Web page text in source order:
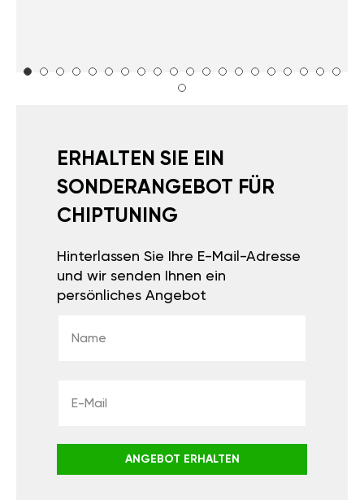
ERHALTEN SIE EIN
SONDERANGEBOT FÜR
CHIPTUNING
Hinterlassen Sie Ihre E-Mail-Adresse
und wir senden Ihnen ein
persönliches Angebot
ANGEBOT ERHALTEN